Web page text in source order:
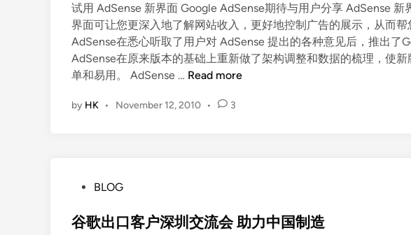
e
d
i
n
试用 AdSense 新界面 Google AdSense期待与用户分享 AdSense
界面可让您更深入地了解网站收入，更好地控制广告的展示，从而
AdSense在悉心听取了用户对 AdSense 提出的各种意见后，推出了
AdSense在原来版本的基础上重新做了架构调整和数据的梳理，使
单和易用。 AdSense … G
o
e
Read more
by HK • November 12, 2010 • 3
s
BLOG
谷歌出口客户深圳交流会 助力中国制造